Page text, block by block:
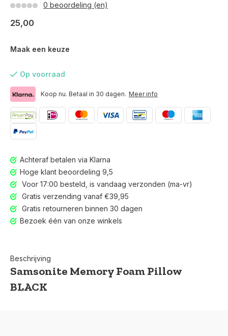
0 beoordeling (en)
25,00
Maak een keuze
Op voorraad
Koop nu. Betaal in 30 dagen. Meer info
Achteraf betalen via Klarna
Hoge klant beoordeling 9,5
Voor 17:00 besteld, is vandaag verzonden (ma-vr)
Gratis verzending vanaf €39,95
Gratis retourneren binnen 30 dagen
Bezoek één van onze winkels
Beschrijving
Samsonite Memory Foam Pillow
BLACK